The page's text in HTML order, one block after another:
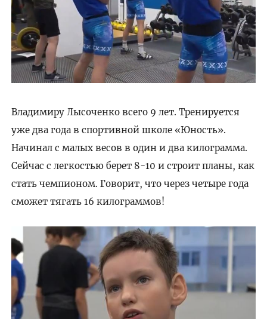
Владимиру Лысоченко всего 9 лет. Тренируется
уже два года в спортивной школе «Юность».
Начинал с малых весов в один и два килограмма.
Сейчас с легкостью берет 8-10 и строит планы, как
стать чемпионом. Говорит, что через четыре года
сможет тягать 16 килограммов!